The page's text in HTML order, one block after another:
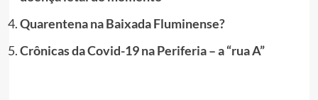
Quarentena na Baixada Fluminense?
Crônicas da Covid-19 na Periferia – a “rua A”